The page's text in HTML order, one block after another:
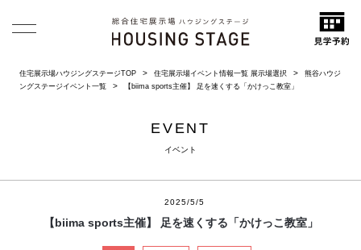
住宅展示場ハウジングステージTOP 住宅展示場イベント情報一覧 展示場選択
熊谷ハウジ
ングステージイベント一覧
【biima sports主催】 足を速くする「かけっこ教室」
EVENT
イベント
2025/5/5
【biima sports主催】 足を速くする「かけっこ教室」